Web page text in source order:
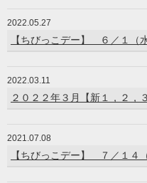
2022.05.27
【ちびっこデー】 ６／１（
2022.03.11
２０２２年３月【新１，２，
2021.07.08
【ちびっこデー】 ７／１４